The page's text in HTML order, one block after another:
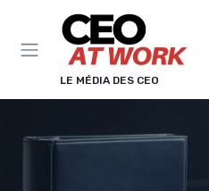
LE MÉDIA DES CEO
Panneau de gestion des cookies